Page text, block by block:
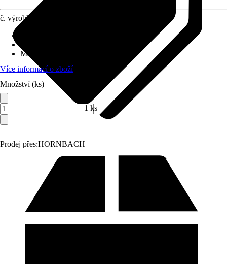
Prodej přes:HORNBACH
č. výrobku
Materiál
Více informací o zboží
Množství (ks)
1 ks